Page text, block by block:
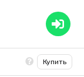
Купить